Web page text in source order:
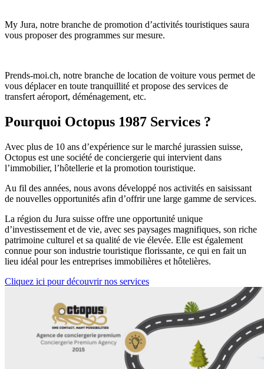
My Jura, notre branche de promotion d’activités touristiques saura
vous proposer des programmes sur mesure.
Prends-moi.ch, notre branche de location de voiture vous permet de
vous déplacer en toute tranquillité et propose des services de
transfert aéroport, déménagement, etc.
Pourquoi Octopus 1987 Services ?
Avec plus de 10 ans d’expérience sur le marché jurassien suisse,
Octopus est une société de conciergerie qui intervient dans
l’immobilier, l’hôtellerie et la promotion touristique.
Au fil des années, nous avons développé nos activités en saisissant
de nouvelles opportunités afin d’offrir une large gamme de services.
La région du Jura suisse offre une opportunité unique
d’investissement et de vie, avec ses paysages magnifiques, son riche
patrimoine culturel et sa qualité de vie élevée. Elle est également
connue pour son industrie touristique florissante, ce qui en fait un
lieu idéal pour les entreprises immobilières et hôtelières.
Cliquez ici pour découvrir nos services